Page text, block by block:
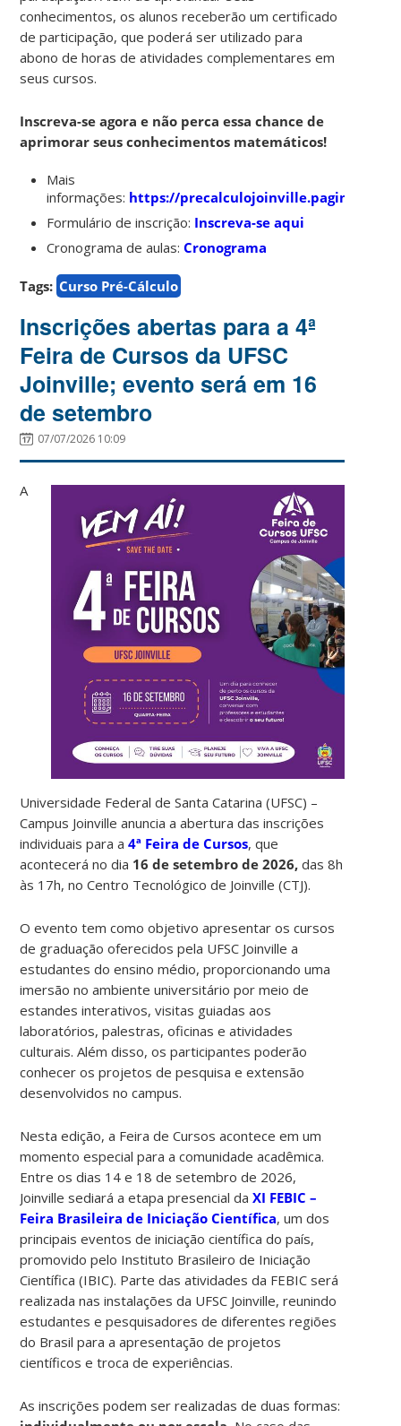
conhecimentos, os alunos receberão um certificado
de participação, que poderá ser utilizado para
abono de horas de atividades complementares em
seus cursos.
Inscreva-se agora e não perca essa chance de
aprimorar seus conhecimentos matemáticos!
Mais
informações: https://
Formulário de inscrição: Inscreva-se aqui
Cronograma de aulas:Cronograma
Tags: Curso Pré-Cálculo
Inscrições abertas para a 4ª
Feira de Cursos da UFSC
Joinville; evento será em 16
de setembro
07/07/2026 10:09
A
Universidade Federal de Santa Catarina (UFSC) –
Campus Joinville anuncia a abertura das inscrições
individuais para a4ª Feira de Cursos, que
acontecerá no dia 16 de setembro de 2026, das 8h
às 17h, no Centro Tecnológico de Joinville (CTJ).
O evento tem como objetivo apresentar os cursos
de graduação oferecidos pela UFSC Joinville a
estudantes do ensino médio, proporcionando uma
imersão no ambiente universitário por meio de
estandes interativos, visitas guiadas aos
laboratórios, palestras, oficinas e atividades
culturais. Além disso, os participantes poderão
conhecer os projetos de pesquisa e extensão
desenvolvidos no campus.
Nesta edição, a Feira de Cursos acontece em um
momento especial para a comunidade acadêmica.
Entre os dias 14 e 18 de setembro de 2026,
Joinville sediará a etapa presencial daXI FEBIC –
Feira Brasileira de Iniciação Científica, um dos
principais eventos de iniciação científica do país,
promovido pelo Instituto Brasileiro de Iniciação
Científica (IBIC). Parte das atividades da FEBIC será
realizada nas instalações da UFSC Joinville, reunindo
estudantes e pesquisadores de diferentes regiões
do Brasil para a apresentação de projetos
científicos e troca de experiências.
As inscrições podem ser realizadas de duas formas: